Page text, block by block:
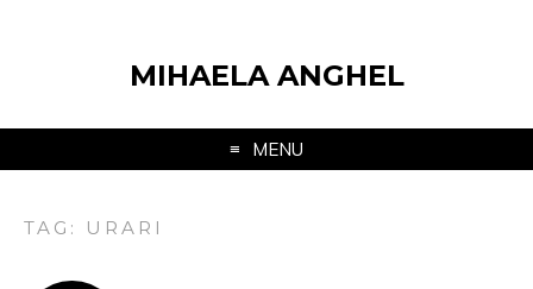
MIHAELA ANGHEL
MENU
TAG: URARI